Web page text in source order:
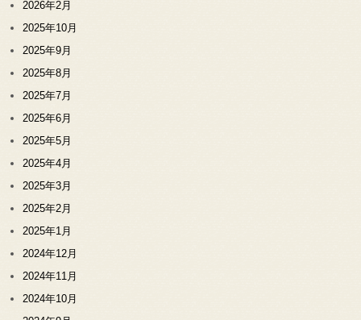
2026年2月
2025年10月
2025年9月
2025年8月
2025年7月
2025年6月
2025年5月
2025年4月
2025年3月
2025年2月
2025年1月
2024年12月
2024年11月
2024年10月